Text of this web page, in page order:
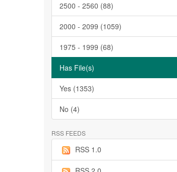
2500 - 2560 (88)
2000 - 2099 (1059)
1975 - 1999 (68)
Has File(s)
Yes (1353)
No (4)
RSS FEEDS
RSS 1.0